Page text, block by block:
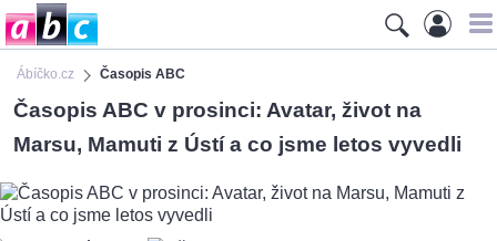
Ábíčko.cz Časopis ABC
Časopis ABC v prosinci: Avatar, život na
Marsu, Mamuti z Ústí a co jsme letos vyvedli